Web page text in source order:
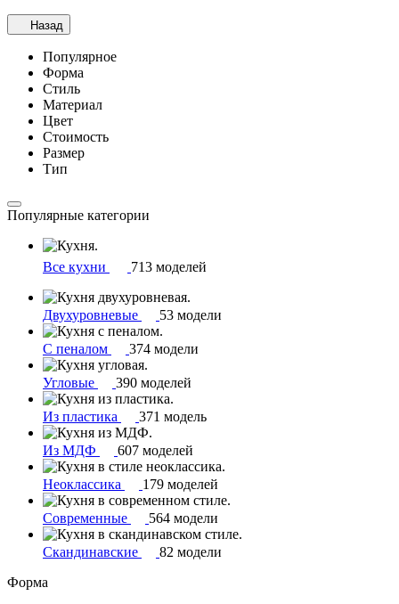
Назад
Популярное
Форма
Стиль
Материал
Цвет
Стоимость
Размер
Тип
Популярные категории
Все кухни 713 моделей
Двухуровневые 53 модели
С пеналом 374 модели
Угловые 390 моделей
Из пластика 371 модель
Из МДФ 607 моделей
Неоклассика 179 моделей
Современные 564 модели
Скандинавские
82 модели
Форма